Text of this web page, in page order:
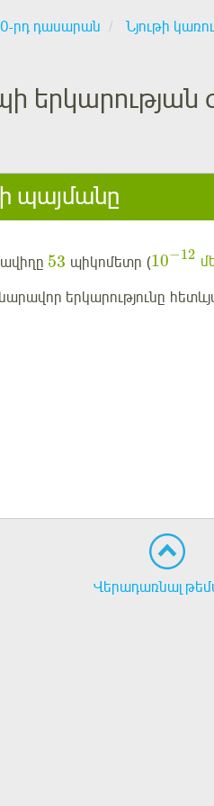
րդ դասարան Նյութի
պայմանը
53 պիկոմետր (10−12
երկարությունը
Վերադառնալ